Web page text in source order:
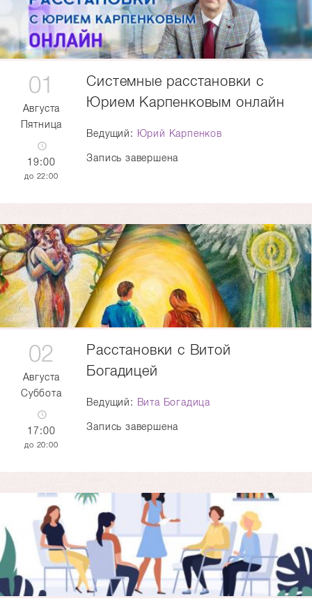
01
Августа
Пятница
19:00
22:00
Системные расстановки с
Юрием Карпенковым онлайн
Ведущий: Юрий Карпенков
Запись завершена
02
Августа
Суббота
17:00
20:00
Расстановки с Витой
Богадицей
Ведущий: Вита Богадица
Запись завершена